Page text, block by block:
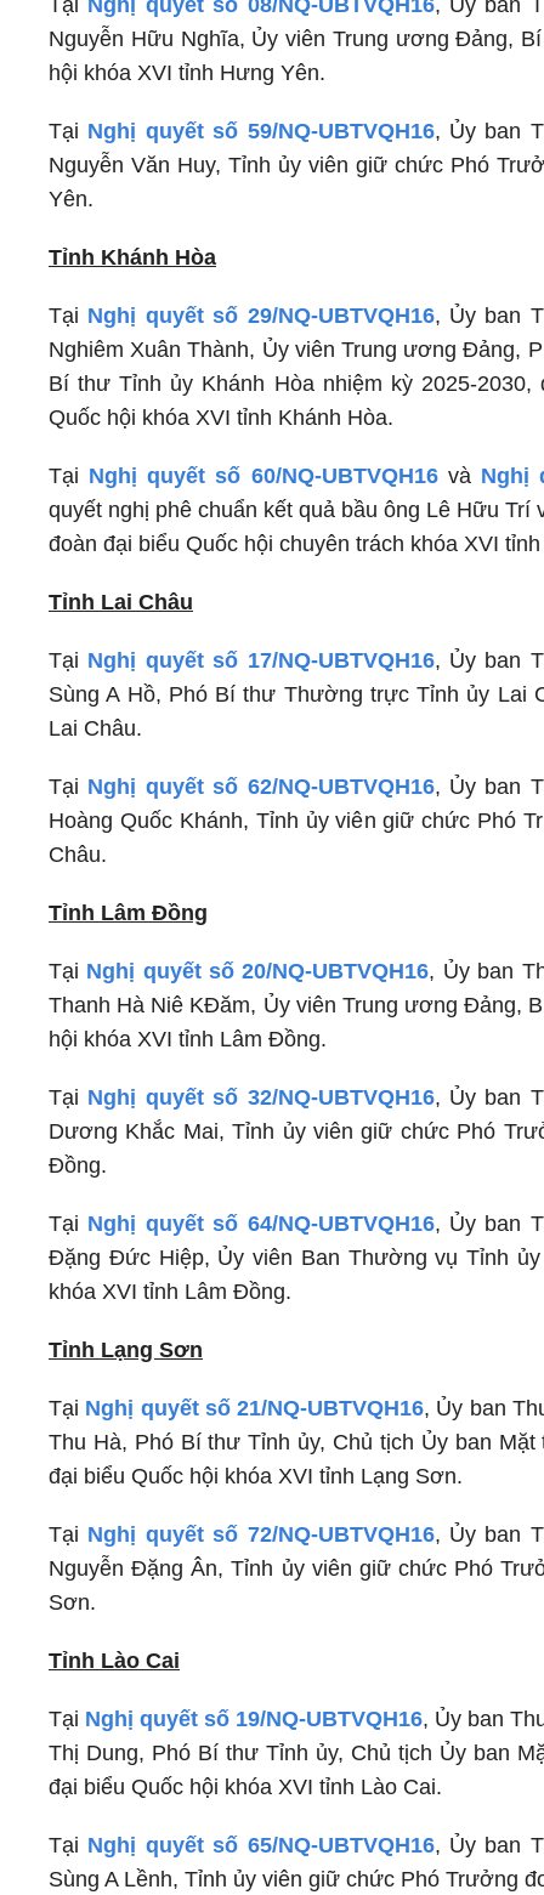
Tại Nghị quyết số 08/NQ-UBTVQH16, Ủy ban
Nguyễn Hữu Nghĩa, Ủy viên Trung ương Đảng,
hội khóa XVI tỉnh Hưng Yên.
Tại Nghị quyết số 59/NQ-UBTVQH16, Ủy ban
Nguyễn Văn Huy, Tỉnh ủy viên giữ chức Phó
Yên.
Tỉnh Khánh Hòa
Tại Nghị quyết số 29/NQ-UBTVQH16, Ủy ban
Nghiêm Xuân Thành, Ủy viên Trung ương Đảng,
Bí thư Tỉnh ủy Khánh Hòa nhiệm kỳ 2025-
Quốc hội khóa XVI tỉnh Khánh Hòa.
Tại Nghị quyết số 60/NQ-UBTVQH16 và Nghị
quyết nghị phê chuẩn kết quả bầu ông Lê Hữu
đoàn đại biểu Quốc hội chuyên trách khóa XVI
Tỉnh Lai Châu
Tại Nghị quyết số 17/NQ-UBTVQH16, Ủy ban
Sùng A Hồ, Phó Bí thư Thường trực Tỉnh ủy Lai
Lai Châu.
Tại Nghị quyết số 62/NQ-UBTVQH16, Ủy ban
Hoàng Quốc Khánh, Tỉnh ủy viên giữ chức Phó
Châu.
Tỉnh Lâm Đồng
Tại Nghị quyết số 20/NQ-UBTVQH16, Ủy ban
Thanh Hà Niê KĐăm, Ủy viên Trung ương Đảng,
hội khóa XVI tỉnh Lâm Đồng.
Tại Nghị quyết số 32/NQ-UBTVQH16, Ủy ban
Dương Khắc Mai, Tỉnh ủy viên giữ chức Phó
Đồng.
Tại Nghị quyết số 64/NQ-UBTVQH16, Ủy ban
Đặng Đức Hiệp, Ủy viên Ban Thường vụ Tỉnh
khóa XVI tỉnh Lâm Đồng.
Tỉnh Lạng Sơn
Tại Nghị quyết số 21/NQ-UBTVQH16, Ủy ban
Thu Hà, Phó Bí thư Tỉnh ủy, Chủ tịch Ủy ban
đại biểu Quốc hội khóa XVI tỉnh Lạng Sơn.
Tại Nghị quyết số 72/NQ-UBTVQH16, Ủy ban
Nguyễn Đặng Ân, Tỉnh ủy viên giữ chức Phó
Sơn.
Tỉnh Lào Cai
Tại Nghị quyết số 19/NQ-UBTVQH16, Ủy ban
Thị Dung, Phó Bí thư Tỉnh ủy, Chủ tịch Ủy ban
đại biểu Quốc hội khóa XVI tỉnh Lào Cai.
Tại Nghị quyết số 65/NQ-UBTVQH16, Ủy ban
Sùng A Lềnh, Tỉnh ủy viên giữ chức Phó Trưởng